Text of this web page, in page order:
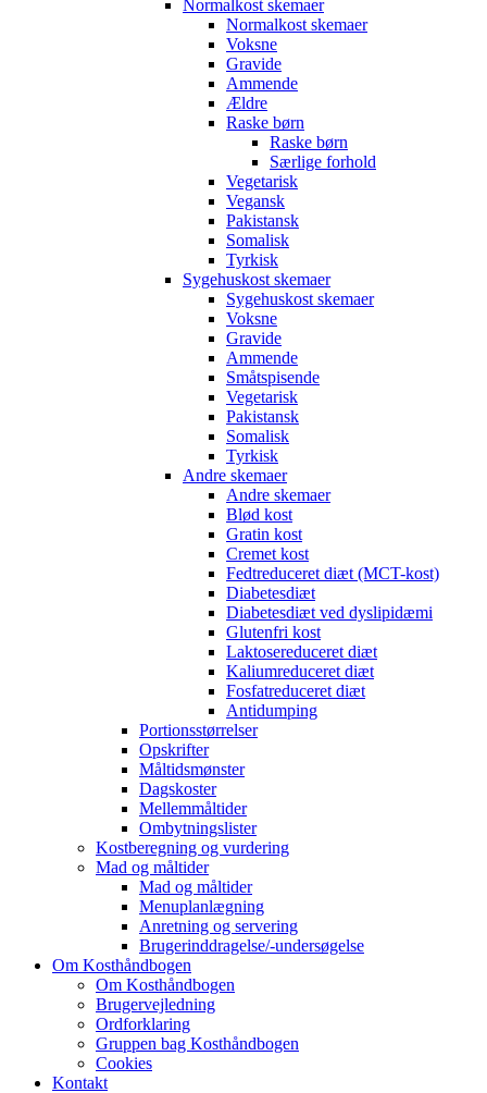
Normalkost skemaer
Normalkost skemaer
Voksne
Gravide
Ammende
Ældre
Raske børn
Raske børn
Særlige forhold
Vegetarisk
Vegansk
Pakistansk
Somalisk
Tyrkisk
Sygehuskost skemaer
Sygehuskost skemaer
Voksne
Gravide
Ammende
Småtspisende
Vegetarisk
Pakistansk
Somalisk
Tyrkisk
Andre skemaer
Andre skemaer
Blød kost
Gratin kost
Cremet kost
Fedtreduceret diæt (MCT-kost)
Diabetesdiæt
Diabetesdiæt ved dyslipidæmi
Glutenfri kost
Laktosereduceret diæt
Kaliumreduceret diæt
Fosfatreduceret diæt
Antidumping
Portionsstørrelser
Opskrifter
Måltidsmønster
Dagskoster
Mellemmåltider
Ombytningslister
Kostberegning og vurdering
Mad og måltider
Mad og måltider
Menuplanlægning
Anretning og servering
Brugerinddragelse/-undersøgelse
Om Kosthåndbogen
Om Kosthåndbogen
Brugervejledning
Ordforklaring
Gruppen bag Kosthåndbogen
Cookies
Kontakt